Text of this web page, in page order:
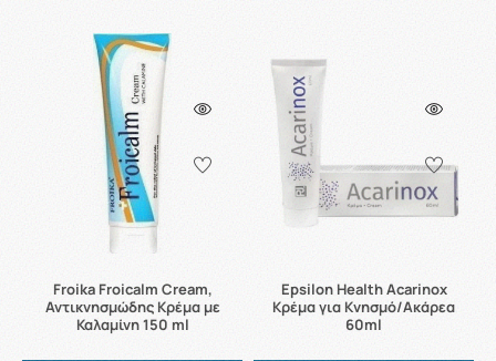
Froika Froicalm Cream,
Αντικνησμώδης Κρέμα με
Καλαμίνη 150 ml
Epsilon Health Acarinox
Κρέμα για Κνησμό/Ακάρεα
60ml